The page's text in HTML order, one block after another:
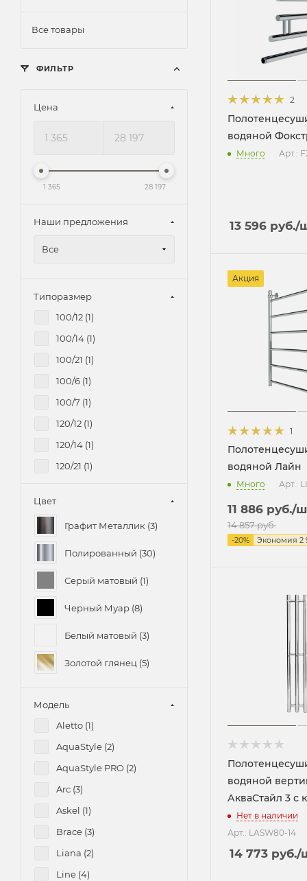
2
водяной
Много Арт.:
13 596 руб./
Акция
1
водяной Лайн
Много Арт.:
11 886 руб./
14 857руб.
-20% Экономия 2
водяной
АкваСтайл 3 с
Нет в наличии
Арт.: LASW80-14
14 773 руб./
Все товары
ФИЛЬТР
Цена
1 365 28 197
Наши предложения
Все
Типоразмер
100/12 (1)
100/14 (1)
100/21 (1)
100/6 (1)
100/7 (1)
120/12 (1)
120/14 (1)
120/21 (1)
140/14 (1)
140/7 (1)
80/7 (1)
32/40 (1)
50/40 (10
50/50 (11
)
50/60 (10
50/70 (
50/80 (1)
60/30 (1)
60/40 (18
60/50 (18
Цвет
Графит Металлик (3)
Полированный (30)
Серый матовый (1)
Черный Муар (8)
Белый матовый (3)
Золотой глянец (5)
Модель
Aletto (1)
AquaStyle (2)
AquaStyle PRO (2)
Arc (3)
Askel (1)
Brace (3)
Liana (2)
Line (4)